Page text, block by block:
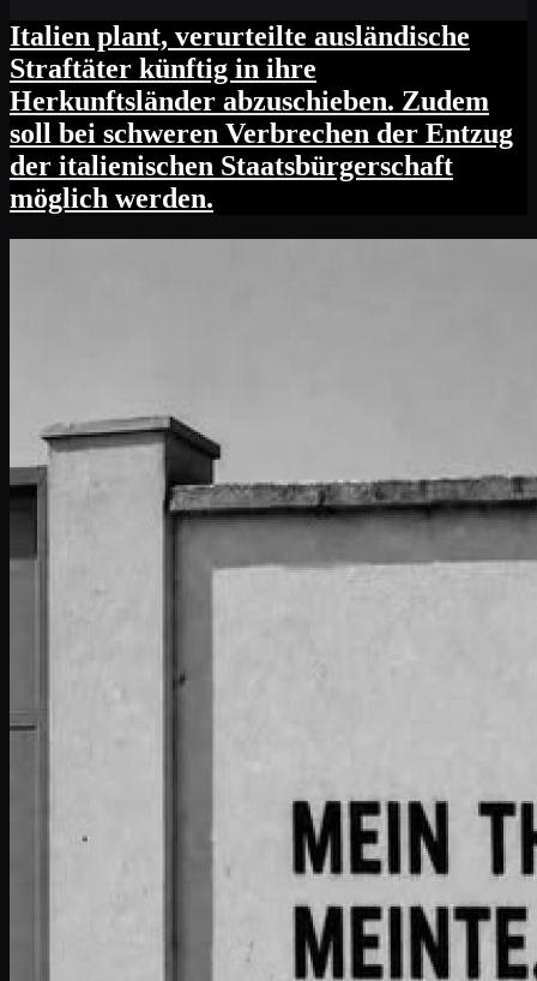
Italien plant, verurteilte ausländische
Straftäter künftig in ihre
Herkunftsländer abzuschieben. Zudem
soll bei schweren Verbrechen der Entzug
der italienischen Staatsbürgerschaft
möglich werden.